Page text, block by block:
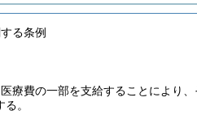
る条例
療費の一部を支給することにより
。